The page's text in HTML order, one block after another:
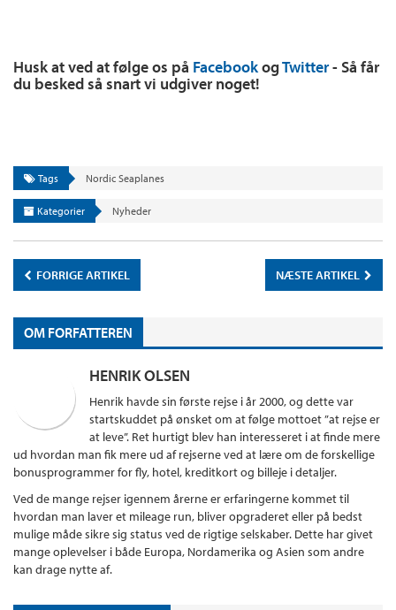
Husk at ved at følge os på FacebookogTwitter- Så får
du besked så snart vi udgiver noget!
Tags Nordic Seaplanes
Kategorier Nyheder
FORRIGE ARTIKEL NÆSTE ARTIKEL
OM FORFATTEREN
HENRIK OLSEN
Henrik havde sin første rejse i år 2000, og dette var
startskuddet på ønsket om at følge mottoet ”at rejse er
at leve”. Ret hurtigt blev han interesseret i at finde mere
ud hvordan man fik mere ud af rejserne ved at lære om de forskellige
bonusprogrammer for fly, hotel, kreditkort og billeje i detaljer.
Ved de mange rejser igennem årerne er erfaringerne kommet til
hvordan man laver et mileage run, bliver opgraderet eller på bedst
mulige måde sikre sig status ved de rigtige selskaber. Dette har givet
mange oplevelser i både Europa, Nordamerika og Asien som andre
kan drage nytte af.